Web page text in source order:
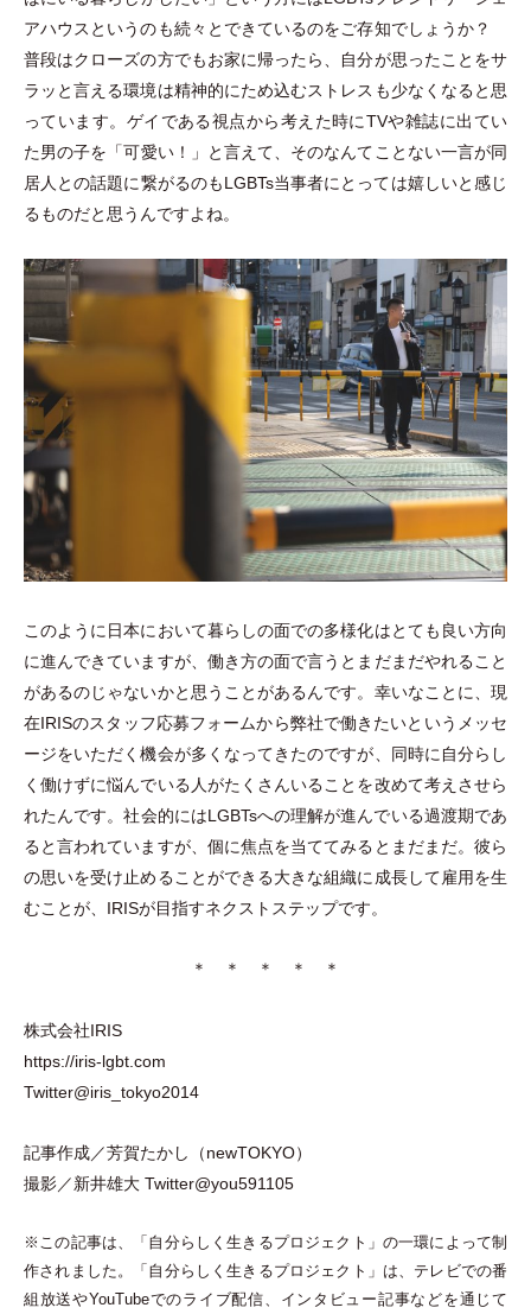
アハウスというのも続々とできているのをご存知でしょうか？
普段はクローズの方でもお家に帰ったら、自分が思ったことをサ
ラッと言える環境は精神的にため込むストレスも少なくなると思
っています。ゲイである視点から考えた時にTVや雑誌に出てい
た男の子を 「可愛い！ 」
と言えて、そのなんてことない一言が同
居人との話題に繋がるのもLGBTs当事者にとっては嬉しいと感じ
るものだと思うんですよね。
このように日本において暮らしの面での多様化はとても良い方向
に進んできていますが、働き方の面で言うとまだまだやれること
があるのじゃないかと思うことがあるんです。幸いなことに、現
在IRISのスタッフ応募フォームから弊社で働きたいというメッセ
ージをいただく機会が多くなってきたのですが、同時に自分らし
く働けずに悩んでいる人がたくさんいることを改めて考えさせら
れたんです。社会的にはLGBTsへの理解が進んでいる過渡期であ
ると言われていますが、個に焦点を当ててみるとまだまだ。彼ら
の思いを受け止めることができる大きな組織に成長して雇用を生
むことが、IRISが目指すネクストステップです。
＊ ＊ ＊ ＊ ＊
株式会社IRIS
https://iris-lgbt.com
Twitter@iris_tokyo2014
記事作成／芳賀たかし （newTOKYO）
撮影／新井雄大 Twitter@you591105
※この記事は、 「 自分らしく生きるプロジェクト 」 の一環によって制
作されました。
「 自分らしく生きるプロジェクト 」 は、テレビでの番
組放送やYouTubeでのライブ配信、インタビュー記事などを通じて